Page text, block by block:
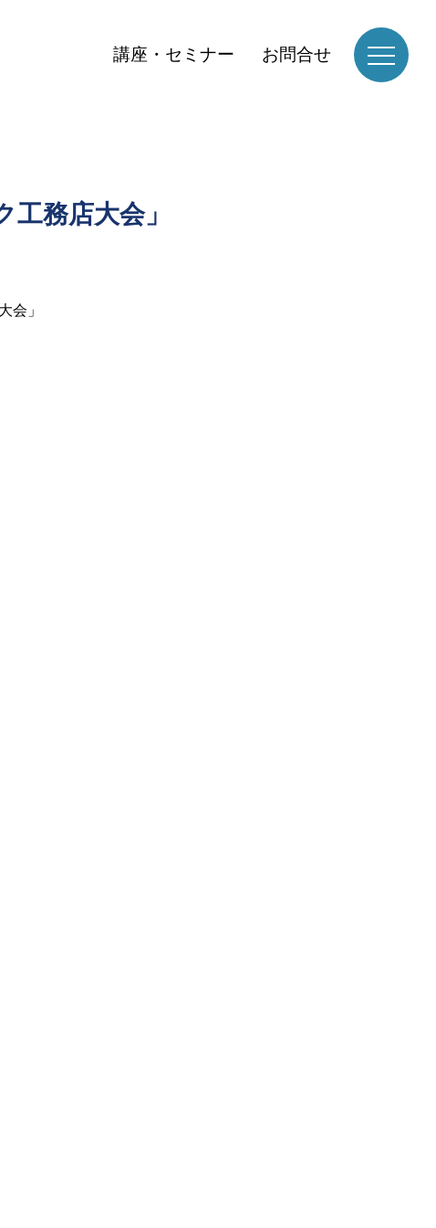
講座・セミナー お問合せ
務店大会」
会」